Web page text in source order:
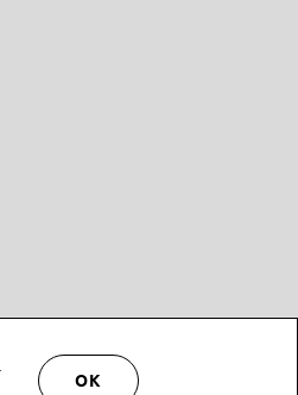
OK